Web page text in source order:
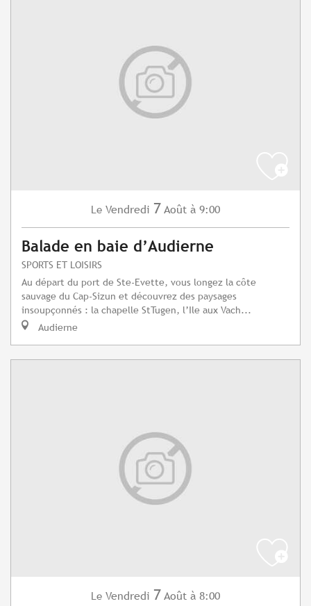
Le Vendredi 7 Août à 9:00
Balade en baie d’Audierne
SPORTS ET LOISIRS
Au départ du port de Ste-Evette, vous longez la côte
sauvage du Cap-Sizun et découvrez des paysages
insoupçonnés : la chapelle StTugen, l’Ile aux Vach...
Audierne
Le Vendredi 7 Août à 8:00